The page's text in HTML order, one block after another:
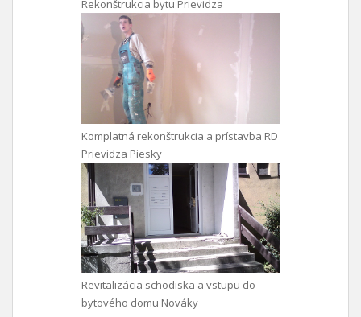
Rekonštrukcia bytu Prievidza
Komplatná rekonštrukcia a prístavba RD
Prievidza Piesky
Revitalizácia schodiska a vstupu do
bytového domu Nováky